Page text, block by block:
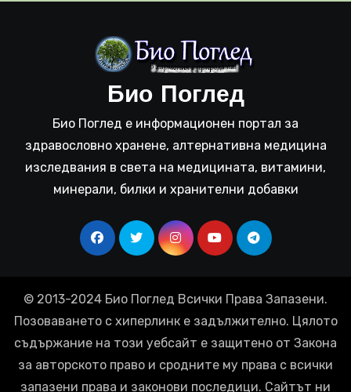
Био Поглед
Био Поглед е информационен портал за
здравословно хранене, алтернативна медицина
изследвания в света на медицината, витамини,
минерали, билки и хранителни добавки
© 2013-2024 Био Поглед Всички Права Запазени.
Позоваването с хиперлинк е задължително. Цялото
съдържание на този уебсайт е защитено от Закона
за авторското право и сродните му права с всички
запазени права и законови последици. Сайтът ни